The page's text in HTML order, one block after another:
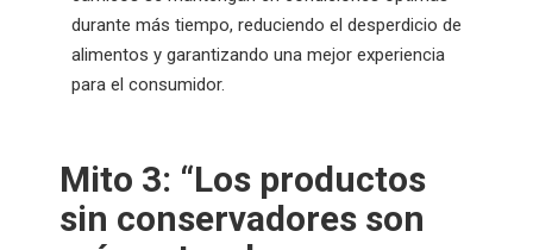
durante más tiempo, reduciendo el desperdicio de
alimentos y garantizando una mejor experiencia
para el consumidor.
Mito 3: “Los productos
sin conservadores son